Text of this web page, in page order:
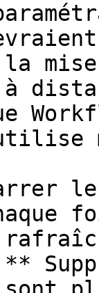
à
le